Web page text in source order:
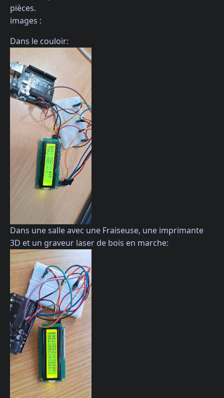
pièces.
images :
Dans le couloir:
Dans une salle avec une Fraiseuse, une imprimante
3D et un graveur laser de bois en marche: